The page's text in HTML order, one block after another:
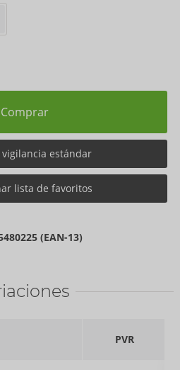
Comprar
estándar
lista de favoritos
(EAN-13)
PVR